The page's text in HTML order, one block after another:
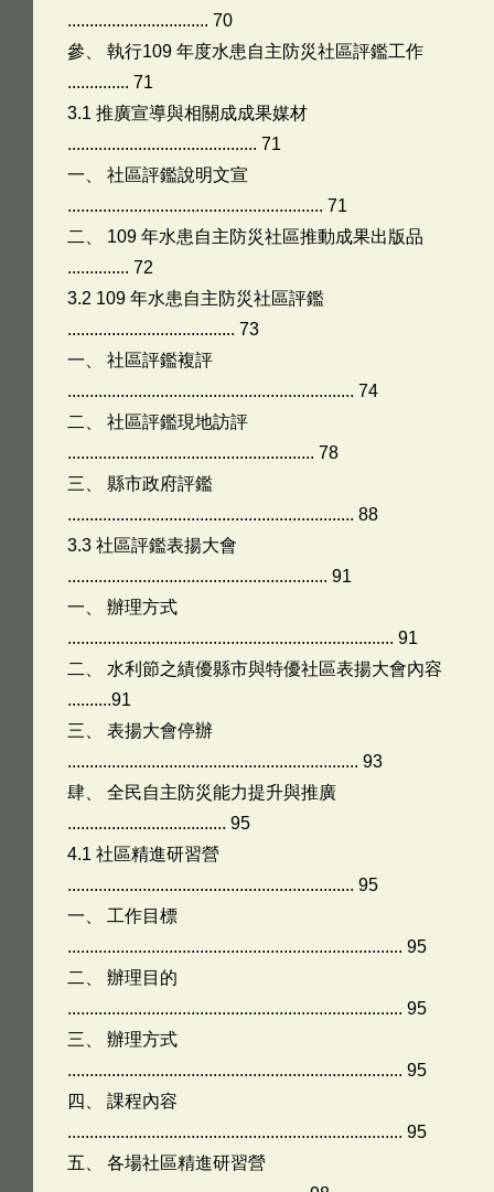
................................ 70
參、 執行109 年度水患自主防災社區評鑑工作
.............. 71
3.1 推廣宣導與相關成成果媒材
........................................... 71
一、 社區評鑑說明文宣
.......................................................... 71
二、 109 年水患自主防災社區推動成果出版品
.............. 72
3.2 109 年水患自主防災社區評鑑
...................................... 73
一、 社區評鑑複評
................................................................. 74
二、 社區評鑑現地訪評
........................................................ 78
三、 縣市政府評鑑
................................................................. 88
3.3 社區評鑑表揚大會
........................................................... 91
一、 辦理方式
.......................................................................... 91
二、 水利節之績優縣市與特優社區表揚大會內容
..........91
三、 表揚大會停辦
.................................................................. 93
肆、 全民自主防災能力提升與推廣
.................................... 95
4.1 社區精進研習營
................................................................. 95
一、 工作目標
............................................................................ 95
二、 辦理目的
............................................................................ 95
三、 辦理方式
............................................................................ 95
四、 課程內容
............................................................................ 95
五、 各場社區精進研習營